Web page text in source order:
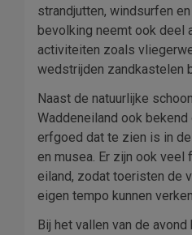
strandjutten, windsurfen
bevolking neemt ook deel
activiteiten zoals
wedstrijden zandkastelen
Naast de natuurlijke
Waddeneiland ook
erfgoed dat te zien is in
en musea. Er zijn ook veel
eiland, zodat toeristen de
eigen tempo kunnen
Bij het vallen van de